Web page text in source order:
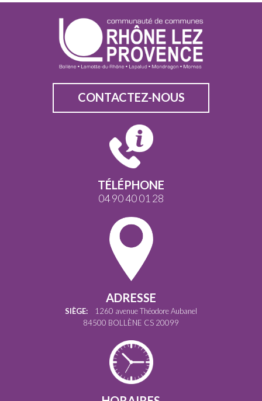
CONTACTEZ-NOUS
TÉLÉPHONE
04 90 40 01 28
ADRESSE
SIÈGE: 1260 avenue Théodore Aubanel
84500 BOLLÈNE CS 20099